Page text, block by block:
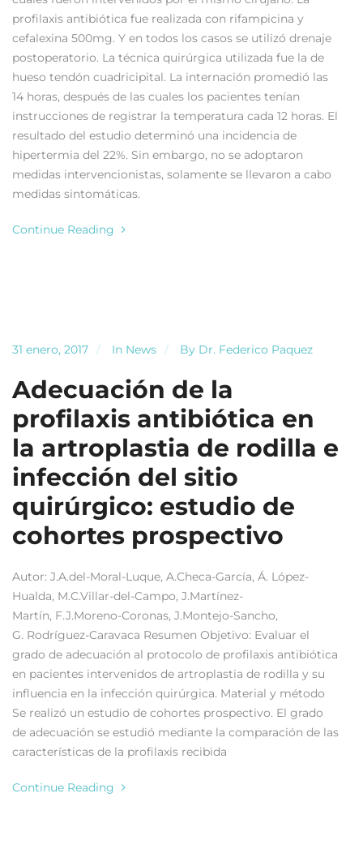
profilaxis antibiótica fue realizada con rifampicina y
cefalexina 500mg. Y en todos los casos se utilizó drenaje
postoperatorio. La técnica quirúrgica utilizada fue la de
hueso tendón cuadricipital. La internación promedió las
14 horas, después de las cuales los pacientes tenían
instrucciones de registrar la temperatura cada 12 horas. El
resultado del estudio determinó una incidencia de
hipertermia del 22%. Sin embargo, no se adoptaron
medidas intervencionistas, solamente se llevaron a cabo
medidas sintomáticas.
Continue Reading
31 enero, 2017 In News By Dr. Federico Paquez
Adecuación de la
profilaxis antibiótica en
la artroplastia de rodilla e
infección del sitio
quirúrgico: estudio de
cohortes prospectivo
Autor: J.A.del-Moral-Luque, A.Checa-García, Á. López-
Hualda, M.C.Villar-del-Campo, J.Martínez-
Martín, F.J.Moreno-Coronas, J.Montejo-Sancho,
G. Rodríguez-Caravaca Resumen Objetivo: Evaluar el
grado de adecuación al protocolo de profilaxis antibiótica
en pacientes intervenidos de artroplastia de rodilla y su
influencia en la infección quirúrgica. Material y método
Se realizó un estudio de cohortes prospectivo. El grado
de adecuación se estudió mediante la comparación de las
características de la profilaxis recibida
Continue Reading